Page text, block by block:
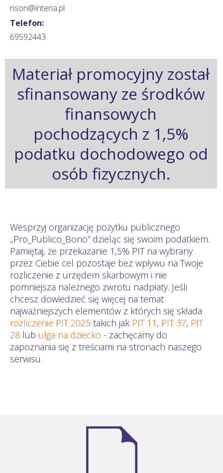
nson@interia.pl
Telefon:
69592443
Materiał promocyjny został
sfinansowany ze środków
finansowych
pochodzących z 1,5%
podatku dochodowego od
osób fizycznych.
Wesprzyj organizację pożytku publicznego
„Pro_Publico_Bono” dzieląc się swoim podatkiem.
Pamiętaj, że przekazanie 1,5% PIT na wybrany
przez Ciebie cel pozostaje bez wpływu na Twoje
rozliczenie z urzędem skarbowym i nie
pomniejsza należnego zwrotu nadpłaty. Jeśli
chcesz dowiedzieć się więcej na temat
najważniejszych elementów z których się składa
rozliczenie PIT 2025 takich jak PIT 11 , PIT 37, PIT
28 lub ulga na dziecko - zachęcamy do
zapoznania się z treściami na stronach naszego
serwisu.